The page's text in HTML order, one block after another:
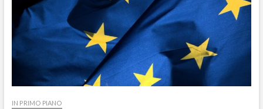
IN PRIMO PIANO